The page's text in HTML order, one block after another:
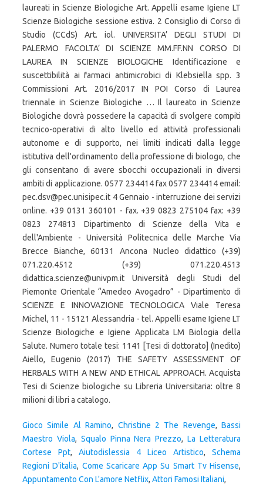
laureati in Scienze Biologiche Art. Appelli esame Igiene LT
Scienze Biologiche sessione estiva. 2 Consiglio di Corso di
Studio (CCdS) Art. iol. UNIVERSITA’ DEGLI STUDI DI
PALERMO FACOLTA’ DI SCIENZE MM.FF.NN CORSO DI
LAUREA IN SCIENZE BIOLOGICHE Identificazione e
suscettibilità ai farmaci antimicrobici di Klebsiella spp. 3
Commissioni Art. 2016/2017 IN POI Corso di Laurea
triennale in Scienze Biologiche … Il laureato in Scienze
Biologiche dovrà possedere la capacità di svolgere compiti
tecnico-operativi di alto livello ed attività professionali
autonome e di supporto, nei limiti indicati dalla legge
istitutiva dell'ordinamento della professione di biologo, che
gli consentano di avere sbocchi occupazionali in diversi
ambiti di applicazione. 0577 234414 fax 0577 234414 email:
pec.dsv@pec.unisipec.it 4 Gennaio - interruzione dei servizi
online. +39 0131 360101 - fax. +39 0823 275104 fax: +39
0823 274813 Dipartimento di Scienze della Vita e
dell'Ambiente - Università Politecnica delle Marche Via
Brecce Bianche, 60131 Ancona Nucleo didattico (+39)
071.220.4512 (+39) 071.220.4513
didattica.scienze@univpm.it Università degli Studi del
Piemonte Orientale “Amedeo Avogadro” - Dipartimento di
SCIENZE E INNOVAZIONE TECNOLOGICA Viale Teresa
Michel, 11 - 15121 Alessandria - tel. Appelli esame Igiene LT
Scienze Biologiche e Igiene Applicata LM Biologia della
Salute. Numero totale tesi: 1141 [Tesi di dottorato] (Inedito)
Aiello, Eugenio (2017) THE SAFETY ASSESSMENT OF
HERBALS WITH A NEW AND ETHICAL APPROACH. Acquista
Tesi di Scienze biologiche su Libreria Universitaria: oltre 8
milioni di libri a catalogo.
Gioco Simile Al Ramino, Christine 2 The Revenge, Bassi
Maestro Viola, Squalo Pinna Nera Prezzo,La Letteratura
Cortese Ppt, Aiutodislessia 4 Liceo Artistico, Schema
Regioni D'italia, Come Scaricare App Su Smart Tv Hisense,
Appuntamento Con L'amore Netflix, Attori Famosi Italiani,